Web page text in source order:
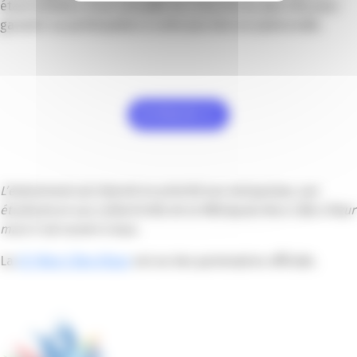
étant limitées, il est conseillé de s’inscrire au plus vite pour
garantir sa participation à cette journée exceptionnelle.
L’événement est réservé en priorité aux entreprises, aux
étudiants et aux collectivités de la Métropole Nice Côte d’Azur
mais il est ouvert à tous.
La